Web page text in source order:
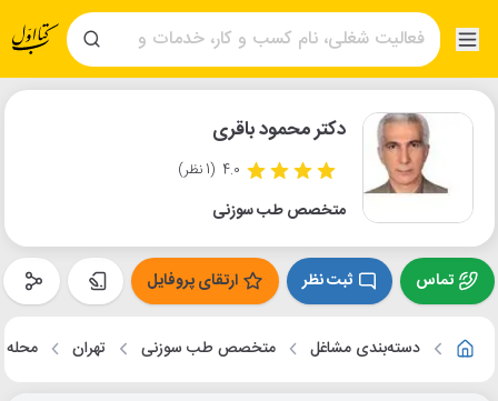
دکتر محمود باقری
4.0 (1 نظر)
متخصص طب سوزنی
تماس ثبت نظر ارتقای پروفایل
دسته‌بندی مشاغل متخصص طب سوزنی تهران محله